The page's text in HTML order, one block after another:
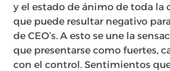
y el estado de ánimo de toda la
que puede resultar negativo
de CEO’s. A esto se une la
que presentarse como fuertes,
con el control. Sentimientos